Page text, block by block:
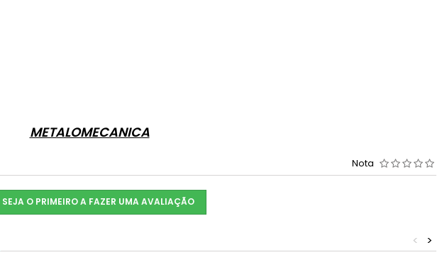
METALOMECANICA
Nota
SEJA O PRIMEIRO A FAZER UMA AVALIAÇÃO
>
<